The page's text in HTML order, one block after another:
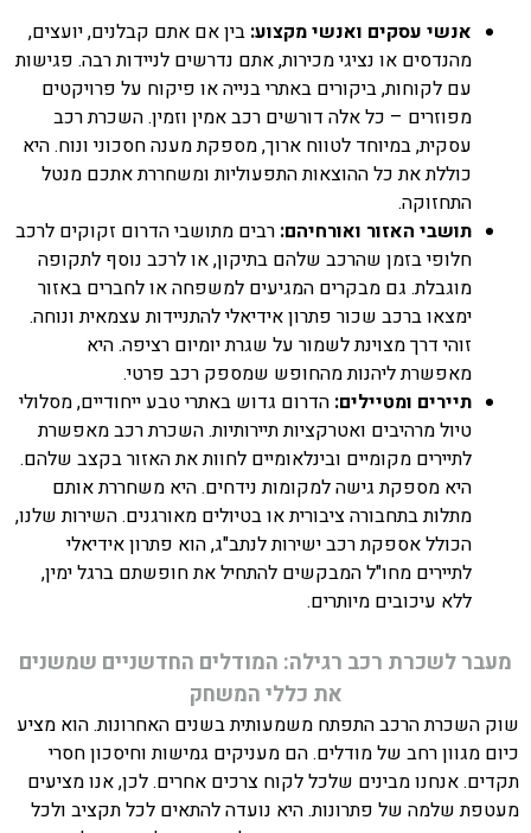
אנשי עסקים ואנשי מקצוע: בין אם אתם קבלנים, יועצים,
מהנדסים או נציגי מכירות, אתם נדרשים לניידות רבה. פגישות
עם לקוחות, ביקורים באתרי בנייה או פיקוח על פרויקטים
מפוזרים – כל אלה דורשים רכב אמין וזמין. השכרת רכב
עסקית, במיוחד לטווח ארוך, מספקת מענה חסכוני ונוח. היא
כוללת את כל ההוצאות התפעוליות ומשחררת אתכם מנטל
התחזוקה.
תושבי האזור ואורחיהם: רבים מתושבי הדרום זקוקים לרכב
חלופי בזמן שהרכב שלהם בתיקון, או לרכב נוסף לתקופה
מוגבלת. גם מבקרים המגיעים למשפחה או לחברים באזור
ימצאו ברכב שכור פתרון אידיאלי להתניידות עצמאית ונוחה.
זוהי דרך מצוינת לשמור על שגרת יומיום רציפה. היא
מאפשרת ליהנות מהחופש שמספק רכב פרטי.
תיירים ומטיילים: הדרום גדוש באתרי טבע ייחודיים, מסלולי
טיול מרהיבים ואטרקציות תיירותיות. השכרת רכב מאפשרת
לתיירים מקומיים ובינלאומיים לחוות את האזור בקצב שלהם.
היא מספקת גישה למקומות נידחים. היא משחררת אותם
מתלות בתחבורה ציבורית או בטיולים מאורגנים. השירות שלנו,
הכולל אספקת רכב ישירות לנתב"ג, הוא פתרון אידיאלי
לתיירים מחו"ל המבקשים להתחיל את חופשתם ברגל ימין,
ללא עיכובים מיותרים.
מעבר לשכרת רכב רגילה: המודלים החדשניים שמשנים
את כללי המשחק
שוק השכרת הרכב התפתח משמעותית בשנים האחרונות. הוא מציע
כיום מגוון רחב של מודלים. הם מעניקים גמישות וחיסכון חסרי
תקדים. אנחנו מבינים שלכל לקוח צרכים אחרים. לכן, אנו מציעים
מעטפת שלמה של פתרונות. היא נועדה להתאים לכל תקציב ולכל